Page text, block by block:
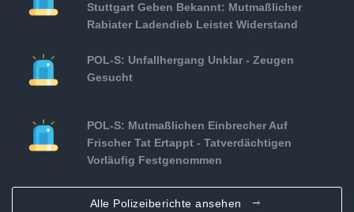
Stuttgart Geben Bekannt: Mutmaßlicher
Rabiater Ladendieb Leistet Widerstand
POL-S: Unfallhergang Unklar - Zeugen
Gesucht
POL-S: Mutmaßlichen Einbrecher Auf
Frischer Tat Ertappt - Tatverdächtigen
Vorläufig Festgenommen
Alle Polizeiberichte ansehen